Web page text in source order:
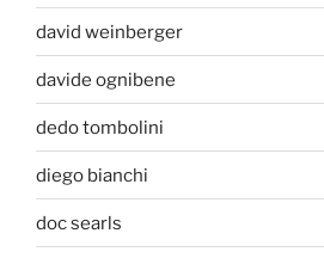
david weinberger
davide ognibene
dedo tombolini
diego bianchi
doc searls